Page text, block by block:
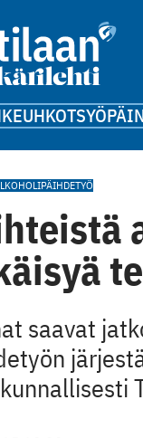
KEUHKOTSYÖPÄ
PÄIHDETYÖ
saavat